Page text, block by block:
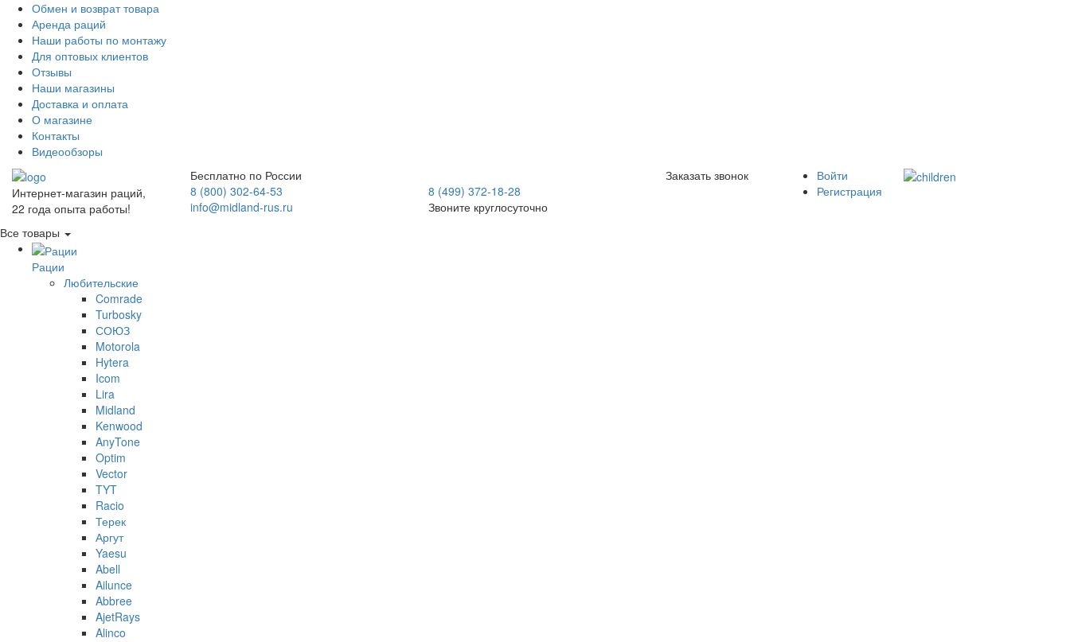
Обмен и возврат товара
Аренда раций
Наши работы по монтажу
Для оптовых клиентов
Отзывы
Наши магазины
Доставка и оплата
О магазине
Контакты
Видеообзоры
Интернет-магазин раций,
22 года опыта работы!
Бесплатно по России
8 (800) 302-64-53
info@midland-rus.ru
8 (499) 372-18-28
Звоните круглосуточно
Заказать звонок
Войти
Регистрация
Все товары
Рации
Любительские
Comrade
Turbosky
СОЮЗ
Motorola
Hytera
Icom
Lira
Midland
Kenwood
AnyTone
Optim
Vector
TYT
Racio
Терек
Аргут
Yaesu
Abell
Ailunce
Abbree
AjetRays
Alinco